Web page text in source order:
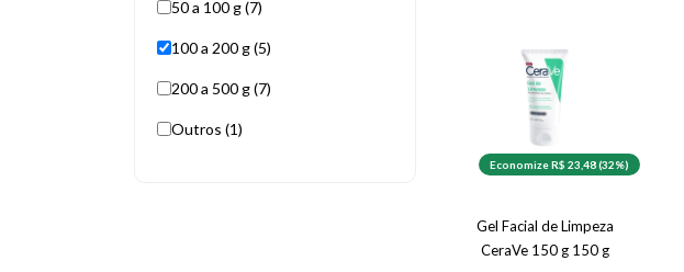
50 a 100 g (7)
100 a 200 g (5)
200 a 500 g (7)
Outros (1)
Economize R$ 23,48 (32%)
Gel Facial de Limpeza
CeraVe 150 g 150 g